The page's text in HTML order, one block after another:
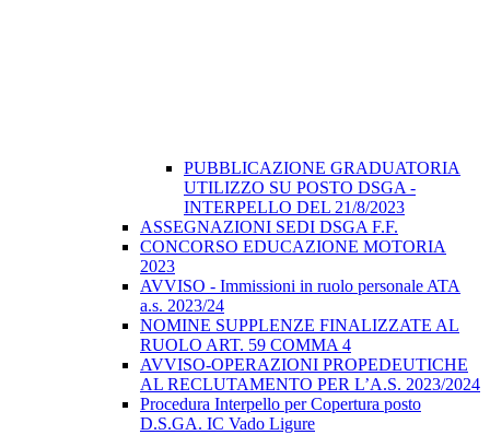
PUBBLICAZIONE GRADUATORIA
UTILIZZO SU POSTO DSGA -
INTERPELLO DEL 21/8/2023
ASSEGNAZIONI SEDI DSGA F.F.
CONCORSO EDUCAZIONE MOTORIA
2023
AVVISO - Immissioni in ruolo personale ATA
a.s. 2023/24
NOMINE SUPPLENZE FINALIZZATE AL
RUOLO ART. 59 COMMA 4
AVVISO-OPERAZIONI PROPEDEUTICHE
AL RECLUTAMENTO PER L’A.S. 2023/2024
Procedura Interpello per Copertura posto
D.S.GA. IC Vado Ligure